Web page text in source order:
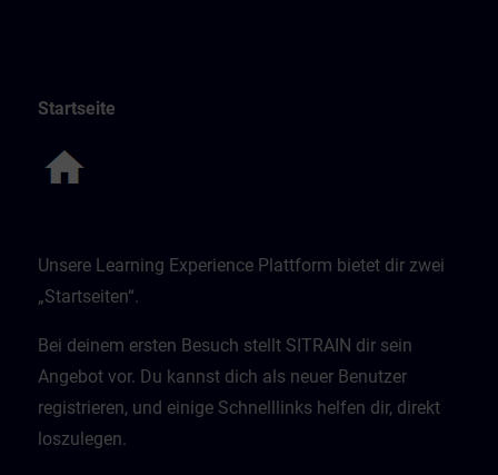
Startseite
Unsere Learning Experience Plattform bietet dir zwei
„Startseiten“.
Bei deinem ersten Besuch stellt SITRAIN dir sein
Angebot vor. Du kannst dich als neuer Benutzer
registrieren, und einige Schnelllinks helfen dir, direkt
loszulegen.